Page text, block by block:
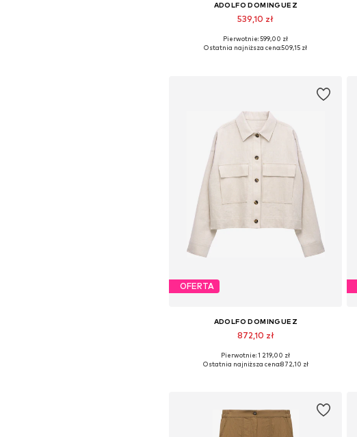
ADOLFO DOMINGUEZ
539,10 zł
Dostępne rozmiary: XS, S, M, L, XL, XXL
Pierwotnie: 599,00 zł
Ostatnia najniższa cena:509,15 zł
OFERTA
ADOLFO DOMINGUEZ
872,10 zł
Dostępne rozmiary: S, M, L, XL
Pierwotnie: 1 219,00 zł
Ostatnia najniższa cena:872,10 zł